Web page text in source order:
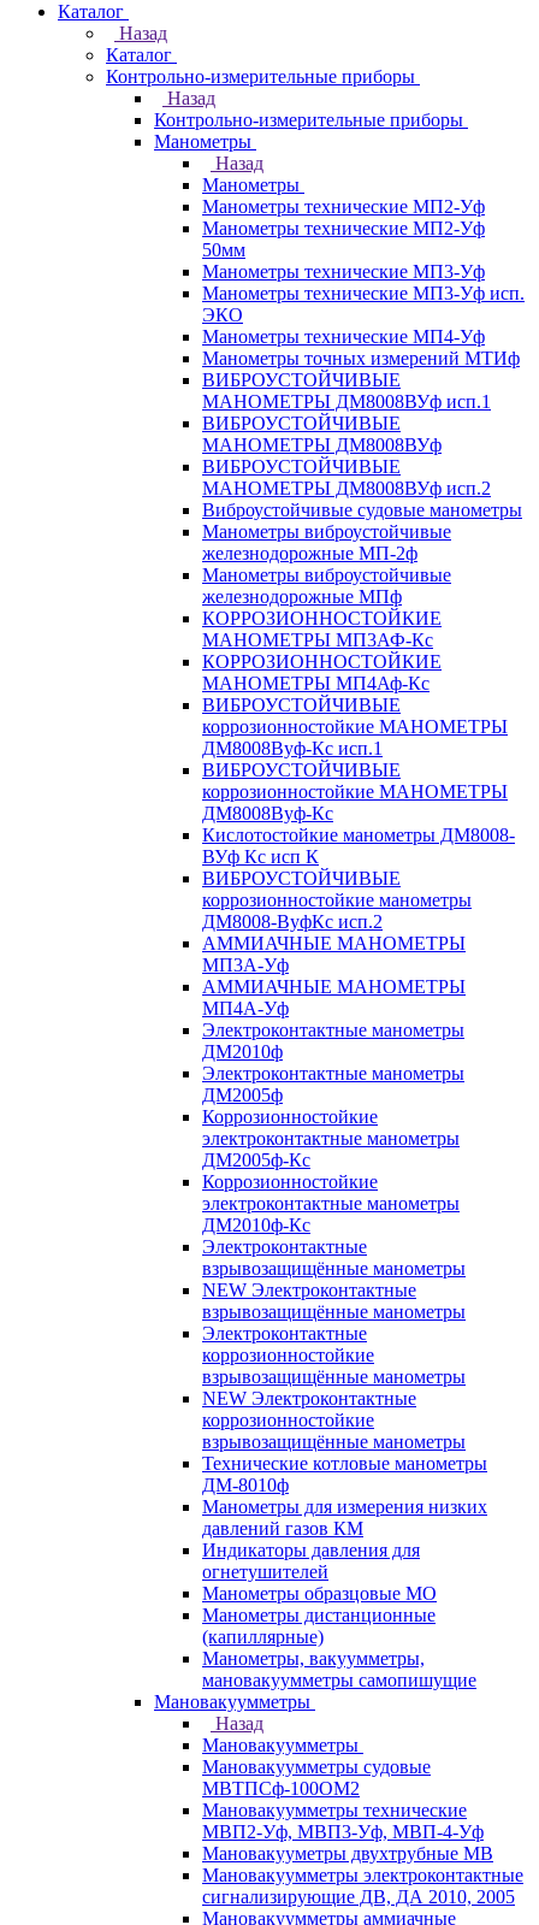
Каталог
Назад
Каталог
Контрольно-измерительные приборы
Назад
Контрольно-измерительные приборы
Манометры
Назад
Манометры
Манометры технические МП2-Уф
Манометры технические МП2-Уф
50мм
Манометры технические МП3-Уф
Манометры технические МП3-Уф исп.
ЭКО
Манометры технические МП4-Уф
Манометры точных измерений МТИф
ВИБРОУСТОЙЧИВЫЕ
МАНОМЕТРЫ ДМ8008ВУф исп.1
ВИБРОУСТОЙЧИВЫЕ
МАНОМЕТРЫ ДМ8008ВУф
ВИБРОУСТОЙЧИВЫЕ
МАНОМЕТРЫ ДМ8008ВУф исп.2
Виброустойчивые судовые манометры
Манометры виброустойчивые
железнодорожные МП-2ф
Манометры виброустойчивые
железнодорожные МПф
КОРРОЗИОННОСТОЙКИЕ
МАНОМЕТРЫ МП3АФ-Кс
КОРРОЗИОННОСТОЙКИЕ
МАНОМЕТРЫ МП4Аф-Кс
ВИБРОУСТОЙЧИВЫЕ
коррозионностойкие МАНОМЕТРЫ
ДМ8008Вуф-Кс исп.1
ВИБРОУСТОЙЧИВЫЕ
коррозионностойкие МАНОМЕТРЫ
ДМ8008Вуф-Кс
Кислотостойкие манометры ДМ8008-
ВУф Кс исп К
ВИБРОУСТОЙЧИВЫЕ
коррозионностойкие манометры
ДМ8008-ВуфКс исп.2
АММИАЧНЫЕ МАНОМЕТРЫ
МП3А-Уф
АММИАЧНЫЕ МАНОМЕТРЫ
МП4А-Уф
Электроконтактные манометры
ДМ2010ф
Электроконтактные манометры
ДМ2005ф
Коррозионностойкие
электроконтактные манометры
ДМ2005ф-Кс
Коррозионностойкие
электроконтактные манометры
ДМ2010ф-Кс
Электроконтактные
взрывозащищённые манометры
NEW Электроконтактные
взрывозащищённые манометры
Электроконтактные
коррозионностойкие
взрывозащищённые манометры
NEW Электроконтактные
коррозионностойкие
взрывозащищённые манометры
Технические котловые манометры
ДМ-8010ф
Манометры для измерения низких
давлений газов КМ
Индикаторы давления для
огнетушителей
Манометры образцовые МО
Манометры дистанционные
(капиллярные)
Манометры, вакуумметры,
мановакуумметры самопишущие
Мановакуумметры
Назад
Мановакуумметры
Мановакуумметры судовые
МВТПСф-100ОМ2
Мановакуумметры технические
МВП2-Уф, МВП3-Уф, МВП-4-Уф
Мановакууметры двухтрубные МВ
Мановакуумметры электроконтактные
сигнализирующие ДВ, ДА 2010, 2005
Мановакуумметры аммиачные